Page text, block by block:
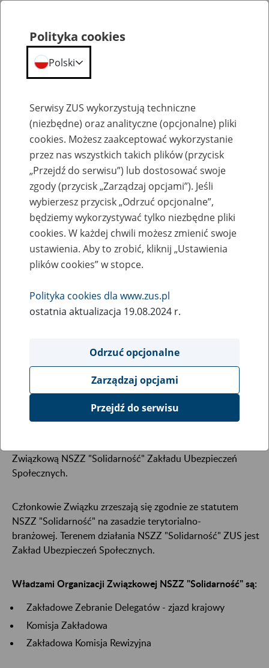
Organizacje związkowe działające w ZUS
NSZZ "Solidarność" w ZUS
28 marca
2023
W dniu 27 czerwca 1996 r. powołano Międzyzakładową
Komisje Zakładowe. MKK została powołana jako
przedstawicielstwo NSZZ "S" na szczeblu centralnym
wobec kierownictwa Zakładu oraz organów administracji
państwowej.
Związkową NSZZ "Solidarność" Zakładu Ubezpieczeń
Społecznych.
Członkowie Związku zrzeszają się zgodnie ze statutem
NSZZ "Solidarność" na zasadzie terytorialno-
branżowej. Terenem działania NSZZ "Solidarność" ZUS jest
Zakład Ubezpieczeń Społecznych.
Władzami Organizacji Związkowej NSZZ "Solidarność" są:
Zakładowe Zebranie Delegatów - zjazd krajowy
Komisja Zakładowa
Zakładowa Komisja Rewizyjna
Polityka cookies
Polski
Serwisy ZUS wykorzystują techniczne
(niezbędne) oraz analityczne (opcjonalne) pliki
cookies. Możesz zaakceptować wykorzystanie
przez nas wszystkich takich plików (przycisk
„Przejdź do serwisu”) lub dostosować swoje
zgody (przycisk „Zarządzaj opcjami”). Jeśli
wybierzesz przycisk „Odrzuć opcjonalne”,
będziemy wykorzystywać tylko niezbędne pliki
cookies. W każdej chwili możesz zmienić swoje
ustawienia. Aby to zrobić, kliknij „Ustawienia
plików cookies” w stopce.
Polityka cookies dla www.zus.pl
ostatnia aktualizacja 19.08.2024 r.
Odrzuć opcjonalne
Zarządzaj opcjami
Przejdź do serwisu